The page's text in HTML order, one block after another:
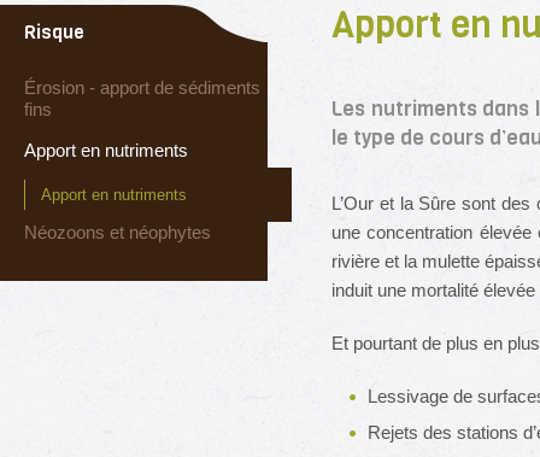
Risque
Érosion - apport de sédiments
fins
Apport en nutriments
Apport en nutriments
Néozoons et néophytes
Apport en
Les nutriments dans
le type de cours
L’Our et la Sûre sont
une concentration
rivière et la mulette
induit une mortalité
Et pourtant de plus en
Lessivage de
Rejets des stations